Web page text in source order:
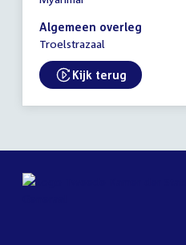
vergadering
18:00
-
uur
Algemeen overleg
Troelstrazaal
Kijk terug